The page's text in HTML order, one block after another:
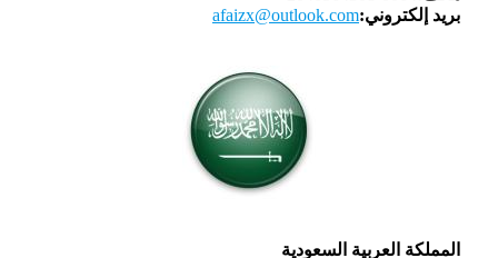
بريد إلكتروني:afaizx@outlook.com
المملكة العربية السعودية